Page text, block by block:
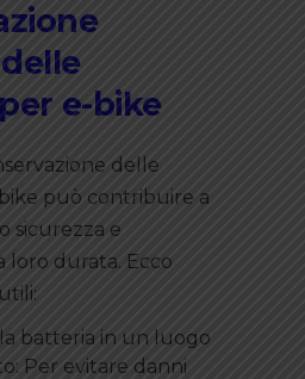
e-bike
delle
può contribuire a
sicurezza e
loro durata. Ecco
batteria in un luogo
Per evitare danni